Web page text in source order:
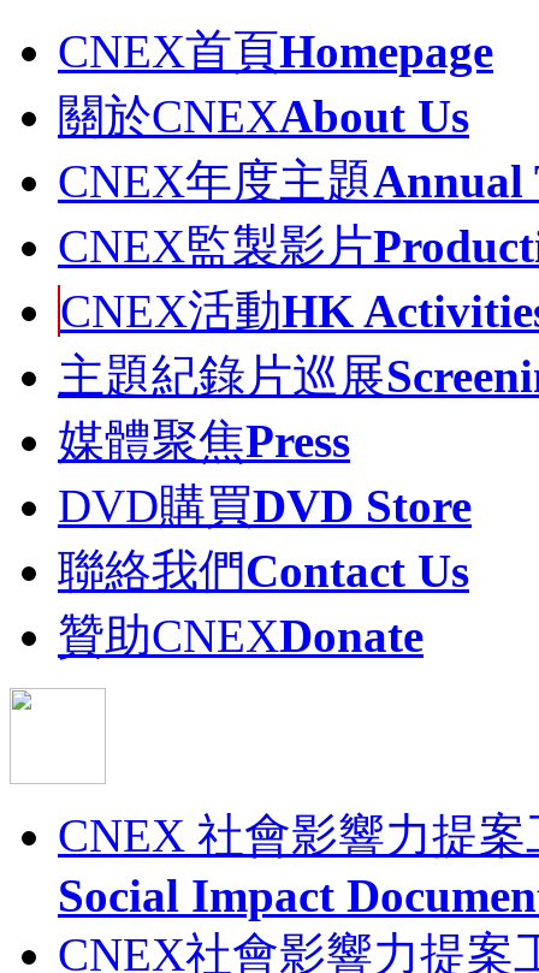
CNEX首頁Homepage
關於CNEXAbout Us
CNEX年度主題Annual
CNEX監製影片
CNEX活動HK
主題紀錄片巡展
媒體聚焦Press
DVD購買DVD Store
聯絡我們Contact Us
贊助CNEXDonate
CNEX 社會影響力提
Social Impact
CNEX社會影響力提案